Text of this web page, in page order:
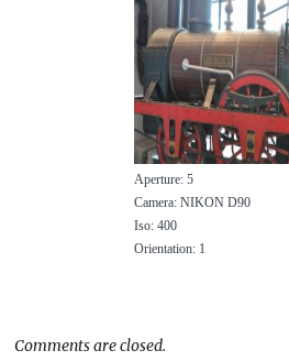
Aperture: 5
Camera: NIKON D90
Iso: 400
Orientation: 1
Comments are closed.